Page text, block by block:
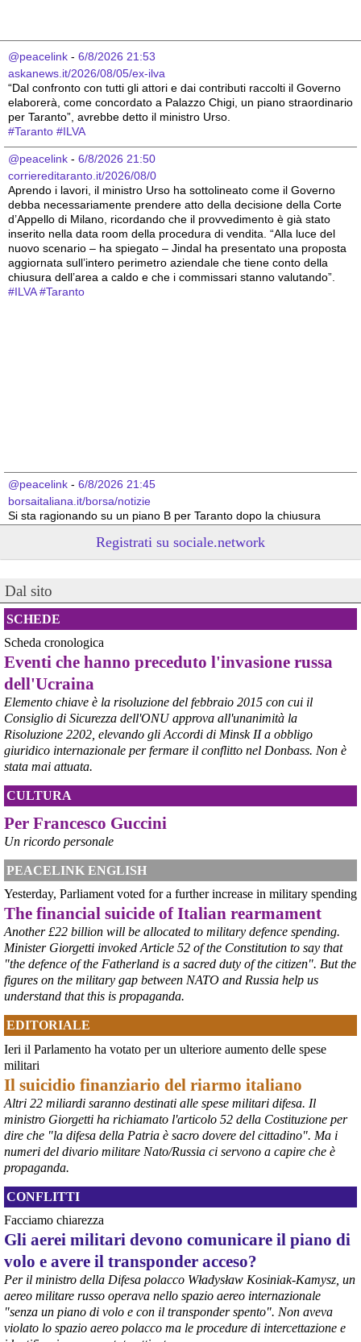
@peacelink - 6/8/2026 21:53
askanews.it/2026/08/05/ex-ilva
“Dal confronto con tutti gli attori e dai contributi raccolti il Governo
elaborerà, come concordato a Palazzo Chigi, un piano straordinario
per Taranto”, avrebbe detto il ministro Urso.
#Taranto #ILVA
@peacelink - 6/8/2026 21:50
corriereditaranto.it/2026/08/0
Aprendo i lavori, il ministro Urso ha sottolineato come il Governo
debba necessariamente prendere atto della decisione della Corte
d’Appello di Milano, ricordando che il provvedimento è già stato
inserito nella data room della procedura di vendita. “Alla luce del
nuovo scenario – ha spiegato – Jindal ha presentato una proposta
aggiornata sull’intero perimetro aziendale che tiene conto della
chiusura dell’area a caldo e che i commissari stanno valutando”.
#ILVA #Taranto
@peacelink - 6/8/2026 21:45
borsaitaliana.it/borsa/notizie
Si sta ragionando su un piano B per Taranto dopo la chiusura
cronachetarantine.it/index.php
il Governo ha manifestato l’intenzione di predisporre un
provvedimento straordinario per attenuare le conseguenze
economiche e sociali della prevista fermata dell’area a caldo e ha
chiesto alle rappresentanze del territorio di formulare proposte
concrete per definirne i contenuti. Casartigiani valuta positivamente
questa disponibilità.
#ILVA #Taranto
@peacelink - 6/8/2026 21:36
giornalerossoblu.it/ex-ilva-sc
Nel tavolo convocato al Ministero delle Imprese e del Made in Italy,
il Governo ha annunciato l’intenzione di predisporre un
provvedimento straordinario per attenuare le conseguenze
economiche e sociali dello stop dell’area a caldo, invitando le
rappresentanze del territorio a presentare proposte operative.
#ILVA #Taranto
Ultimi cento milioni di euro per l’ex Ilva, poi non saranno più
possibili nuovi aiuti di Stato. Lo ha confermato il ministro Adolfo
Urso durante l’incontro al Mimit con le imprese dell’indotto: la
tranche conclusiva del prestito autorizzato dall’Unione europea
dovrà essere erogata entro il 9 agosto e restituita dal futuro
acquirente.
Fonte: Studio100
#ILVA #UE
@peacelink - 6/8/2026 21:08
Registrati su sociale.network
Dal sito
SCHEDE
Scheda cronologica
Eventi che hanno preceduto l'invasione russa
dell'Ucraina
Elemento chiave è la risoluzione del febbraio 2015 con cui il
Consiglio di Sicurezza dell'ONU approva all'unanimità la
Risoluzione 2202, elevando gli Accordi di Minsk II a obbligo
giuridico internazionale per fermare il conflitto nel Donbass. Non è
stata mai attuata.
CULTURA
Per Francesco Guccini
Un ricordo personale
PEACELINK ENGLISH
Yesterday, Parliament voted for a further increase in military spending
The financial suicide of Italian rearmament
Another £22 billion will be allocated to military defence spending.
Minister Giorgetti invoked Article 52 of the Constitution to say that
"the defence of the Fatherland is a sacred duty of the citizen". But the
figures on the military gap between NATO and Russia help us
understand that this is propaganda.
EDITORIALE
Ieri il Parlamento ha votato per un ulteriore aumento delle spese
militari
Il suicidio finanziario del riarmo italiano
Altri 22 miliardi saranno destinati alle spese militari difesa. Il
ministro Giorgetti ha richiamato l'articolo 52 della Costituzione per
dire che "la difesa della Patria è sacro dovere del cittadino". Ma i
numeri del divario militare Nato/Russia ci servono a capire che è
propaganda.
CONFLITTI
Facciamo chiarezza
Gli aerei militari devono comunicare il piano di
volo e avere il transponder acceso?
Per il ministro della Difesa polacco Władysław Kosiniak-Kamysz, un
aereo militare russo operava nello spazio aereo internazionale
"senza un piano di volo e con il transponder spento". Non aveva
violato lo spazio aereo polacco ma le procedure di intercettazione e